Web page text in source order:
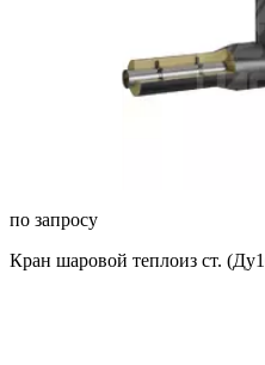
по запросу
Кран шаровой теплоиз ст.